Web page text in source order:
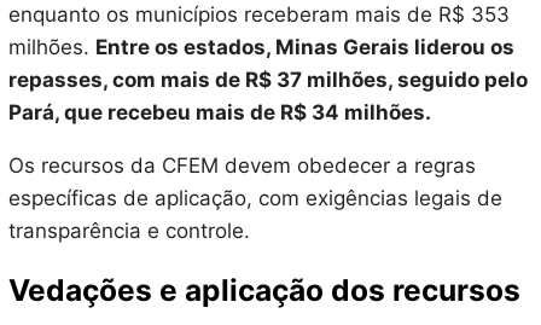
enquanto os municípios receberam mais de R$ 353
milhões. Entre os estados, Minas Gerais liderou os
repasses, com mais de R$ 37 milhões, seguido pelo
Pará, que recebeu mais de R$ 34 milhões.
Os recursos da CFEM devem obedecer a regras
específicas de aplicação, com exigências legais de
transparência e controle.
Vedações e aplicação dos recursos